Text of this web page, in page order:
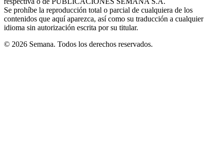
window
Se prohíbe la reproducción total o parcial de cualquiera de los
contenidos que aquí aparezca, así como su traducción a cualquier
idioma sin autorización escrita por su titular.
© 2026 Semana. Todos los derechos reservados.